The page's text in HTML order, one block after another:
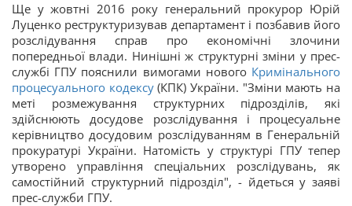
Ще у жовтні 2016 року генеральний прокурор Юрій
Луценко реструктуризував департамент і позбавив його
розслідування справ про економічні злочини
попередньої влади. Нинішні ж структурні зміни у прес-
службі ГПУ пояснили вимогами нового Кримінального
процесуального кодексу(КПК) України. "Зміни мають на
меті розмежування структурних підрозділів, які
здійснюють досудове розслідування і процесуальне
керівництво досудовим розслідуванням в Генеральній
прокуратурі України. Натомість у структурі ГПУ тепер
утворено управління спеціальних розслідувань, як
самостійний структурний підрозділ", - йдеться у заяві
прес-служби ГПУ.